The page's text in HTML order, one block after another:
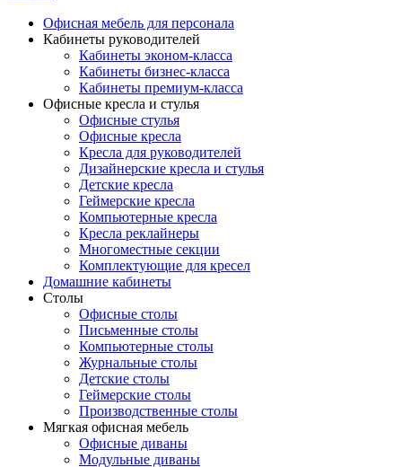
Офисная мебель для персонала
Кабинеты руководителей
Кабинеты эконом-класса
Кабинеты бизнес-класса
Кабинеты премиум-класса
Офисные кресла и стулья
Офисные стулья
Офисные кресла
Кресла для руководителей
Дизайнерские кресла и стулья
Детские кресла
Геймерские кресла
Компьютерные кресла
Кресла реклайнеры
Многоместные секции
Комплектующие для кресел
Домашние кабинеты
Столы
Офисные столы
Письменные столы
Компьютерные столы
Журнальные столы
Детские столы
Геймерские столы
Производственные столы
Мягкая офисная мебель
Офисные диваны
Модульные диваны